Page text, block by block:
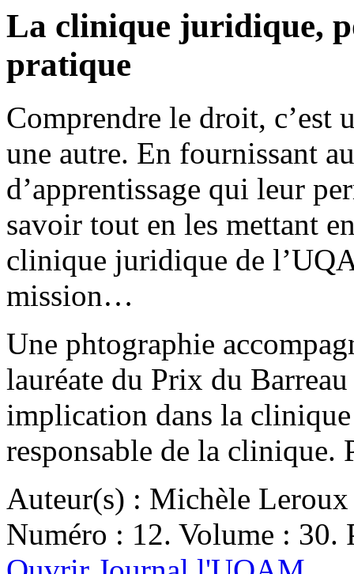
La clinique juridique,
pratique
Comprendre le droit, c’est
une autre. En fournissant
d’apprentissage qui leur
savoir tout en les mettant
clinique juridique de
mission…
Une phtographie
lauréate du Prix du
implication dans la
responsable de la
Auteur(s) : Michèle Leroux
Numéro : 12. Volume : 30.